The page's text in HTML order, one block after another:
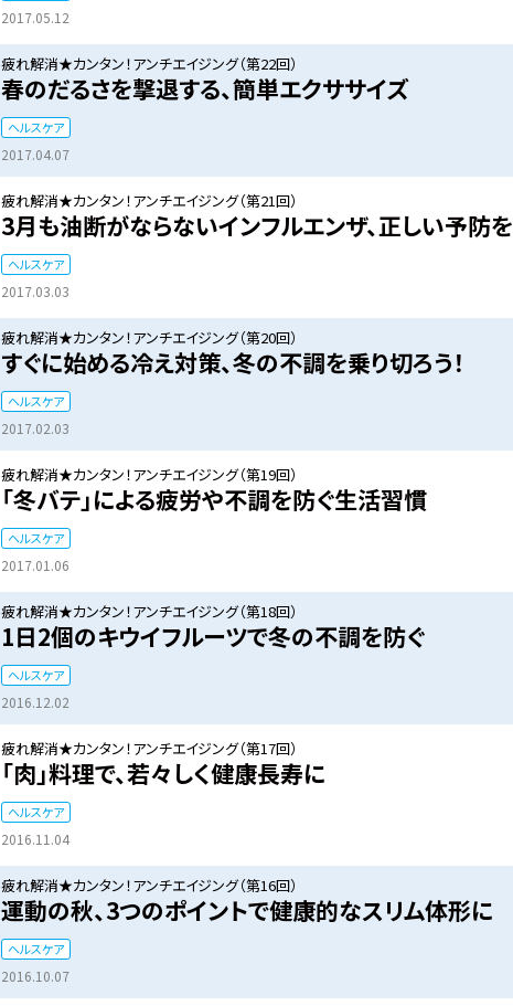
2017.05.12
疲れ解消★カンタン！アンチエイジング（第22回）
春のだるさを撃退する、簡単エクササイズ
ヘルスケア
2017.04.07
疲れ解消★カンタン！アンチエイジング（第21回）
3月も油断がならないインフルエンザ、正しい予防を
ヘルスケア
2017.03.03
疲れ解消★カンタン！アンチエイジング（第20回）
すぐに始める冷え対策、冬の不調を乗り切ろう！
ヘルスケア
2017.02.03
疲れ解消★カンタン！アンチエイジング（第19回）
「冬バテ」による疲労や不調を防ぐ生活習慣
ヘルスケア
2017.01.06
疲れ解消★カンタン！アンチエイジング（第18回）
1日2個のキウイフルーツで冬の不調を防ぐ
ヘルスケア
2016.12.02
疲れ解消★カンタン！アンチエイジング（第17回）
「肉」料理で、若々しく健康長寿に
ヘルスケア
2016.11.04
疲れ解消★カンタン！アンチエイジング（第16回）
運動の秋、3つのポイントで健康的なスリム体形に
ヘルスケア
2016.10.07